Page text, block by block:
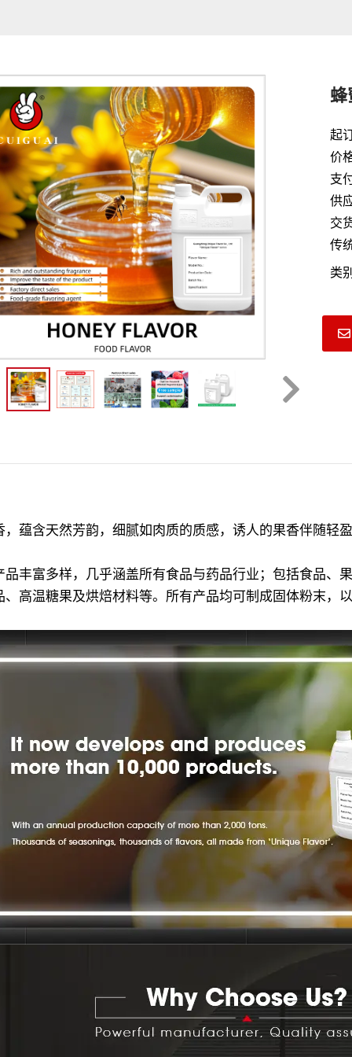
蜂
起
价
支
供
交
传
类
，蕴含天然芳韵，细腻如肉质的质感，诱人的果香伴随轻
品丰富多样，几乎涵盖所有食品与药品行业；包括食品、
、高温糖果及烘焙材料等。所有产品均可制成固体粉末，